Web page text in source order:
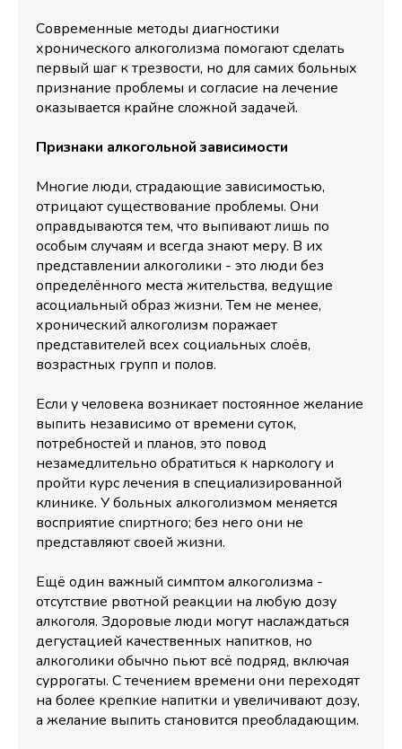
Современные методы диагностики
хронического алкоголизма помогают сделать
первый шаг к трезвости, но для самих больных
признание проблемы и согласие на лечение
оказывается крайне сложной задачей.
Признаки алкогольной зависимости
Многие люди, страдающие зависимостью,
отрицают существование проблемы. Они
оправдываются тем, что выпивают лишь по
особым случаям и всегда знают меру. В их
представлении алкоголики - это люди без
определённого места жительства, ведущие
асоциальный образ жизни. Тем не менее,
хронический алкоголизм поражает
представителей всех социальных слоёв,
возрастных групп и полов.
Если у человека возникает постоянное желание
выпить независимо от времени суток,
потребностей и планов, это повод
незамедлительно обратиться к наркологу и
пройти курс лечения в специализированной
клинике. У больных алкоголизмом меняется
восприятие спиртного; без него они не
представляют своей жизни.
Ещё один важный симптом алкоголизма -
отсутствие рвотной реакции на любую дозу
алкоголя. Здоровые люди могут наслаждаться
дегустацией качественных напитков, но
алкоголики обычно пьют всё подряд, включая
суррогаты. С течением времени они переходят
на более крепкие напитки и увеличивают дозу,
а желание выпить становится преобладающим.